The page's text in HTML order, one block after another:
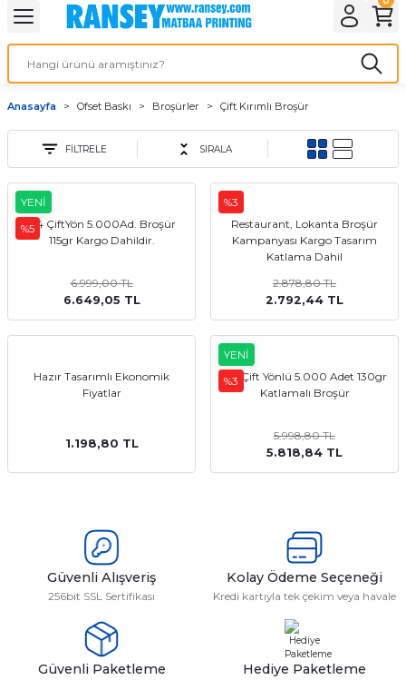
Geri Dön
Geri Dön
Geri Dön
Geri Dön
Ürünleri
Geri Dön
Geri Dön
Geri Dön
Anasayfa Ofset Baskı Broşürler Çift Kırımlı Broşür
FİLTRELE SIRALA
YENİ
%5A4 ÇiftYön 5.000Ad. Broşür
115gr Kargo Dahildir.
6.999,00 TL
6.649,05 TL
%3
Restaurant, Lokanta Broşür
Kampanyası Kargo Tasarım
Katlama Dahil
2.878,80 TL
2.792,44 TL
Hazır Tasarımlı Ekonomik
Fiyatlar
1.198,80 TL
YENİ
%3
A4 Çift Yönlü 5.000 Adet 130gr
Katlamalı Broşür
5.998,80 TL
5.818,84 TL
Güvenli Alışveriş
256bit SSL Sertifikası
Kolay Ödeme Seçeneği
Kredi kartıyla tek çekim veya havale
Güvenli Paketleme Hediye Paketleme